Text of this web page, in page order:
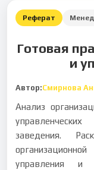
Реферат
Готовая
и
Автор:Смирнова
Анализ
заведения.
управления и